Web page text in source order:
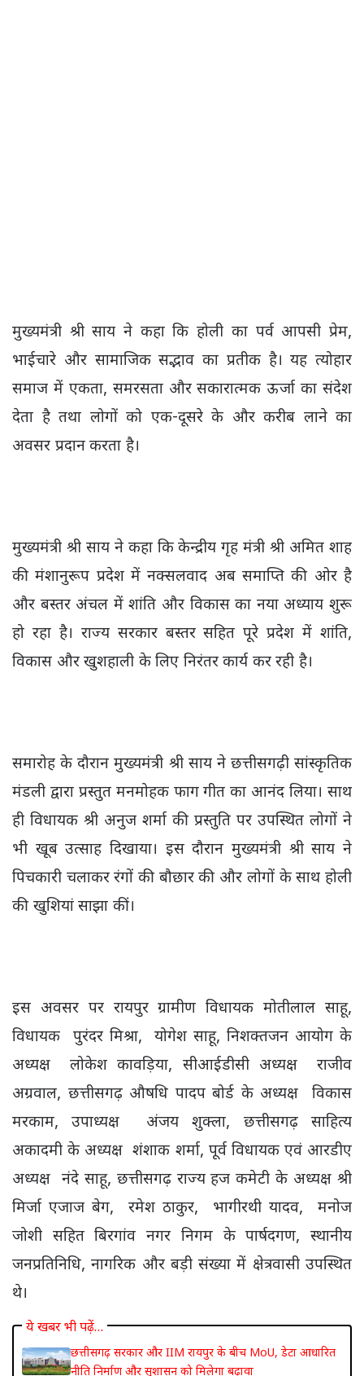
मुख्यमंत्री श्री साय ने कहा कि होली का पर्व आपसी प्रेम,
भाईचारे और सामाजिक सद्भाव का प्रतीक है। यह त्योहार
समाज में एकता, समरसता और सकारात्मक ऊर्जा का संदेश
देता है तथा लोगों को एक-दूसरे के और करीब लाने का
अवसर प्रदान करता है।
मुख्यमंत्री श्री साय ने कहा कि केन्द्रीय गृह मंत्री श्री अमित शाह
की मंशानुरूप प्रदेश में नक्सलवाद अब समाप्ति की ओर है
और बस्तर अंचल में शांति और विकास का नया अध्याय शुरू
हो रहा है। राज्य सरकार बस्तर सहित पूरे प्रदेश में शांति,
विकास और खुशहाली के लिए निरंतर कार्य कर रही है।
समारोह के दौरान मुख्यमंत्री श्री साय ने छत्तीसगढ़ी सांस्कृतिक
मंडली द्वारा प्रस्तुत मनमोहक फाग गीत का आनंद लिया। साथ
ही विधायक श्री अनुज शर्मा की प्रस्तुति पर उपस्थित लोगों ने
भी खूब उत्साह दिखाया। इस दौरान मुख्यमंत्री श्री साय ने
पिचकारी चलाकर रंगों की बौछार की और लोगों के साथ होली
की खुशियां साझा कीं।
इस अवसर पर रायपुर ग्रामीण विधायक मोतीलाल साहू,
विधायक पुरंदर मिश्रा, योगेश साहू, निशक्तजन आयोग के
अध्यक्ष लोकेश कावड़िया, सीआईडीसी अध्यक्ष राजीव
अग्रवाल, छत्तीसगढ़ औषधि पादप बोर्ड के अध्यक्ष विकास
मरकाम, उपाध्यक्ष अंजय शुक्ला, छत्तीसगढ़ साहित्य
अकादमी के अध्यक्ष शंशाक शर्मा, पूर्व विधायक एवं आरडीए
अध्यक्ष नंदे साहू, छत्तीसगढ़ राज्य हज कमेटी के अध्यक्ष श्री
मिर्जा एजाज बेग, रमेश ठाकुर, भागीरथी यादव, मनोज
जोशी सहित बिरगांव नगर निगम के पार्षदगण, स्थानीय
जनप्रतिनिधि, नागरिक और बड़ी संख्या में क्षेत्रवासी उपस्थित
थे।
ये खबर भी पढ़ें…
छत्तीसगढ़ सरकार और IIM रायपुर के बीच MoU, डेटा आधारित
नीति निर्माण और सुशासन को मिलेगा बढ़ावा